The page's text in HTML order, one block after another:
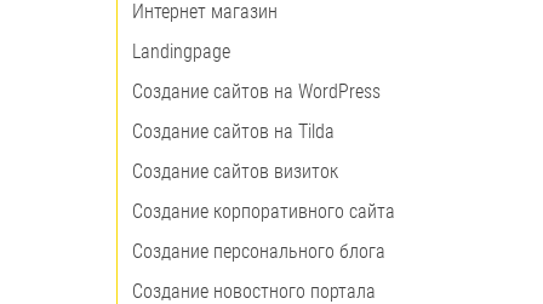
Интернет магазин
Landingpage
Создание сайтов на WordPress
Создание сайтов на Tilda
Создание сайтов визиток
Создание корпоративного сайта
Создание персонального блога
Создание новостного портала